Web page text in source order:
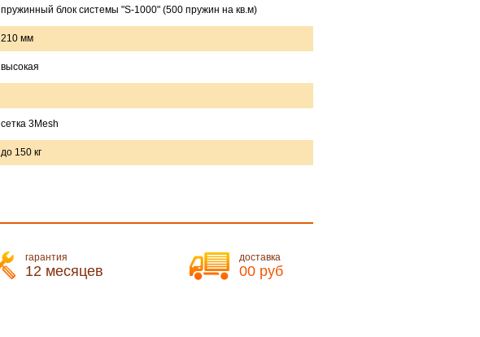
пружинный блок системы "S-1000" (500 пружин на кв.м)
210 мм
высокая
сетка 3Mesh
до 150 кг
гарантия
12 месяцев
доставка
00 руб